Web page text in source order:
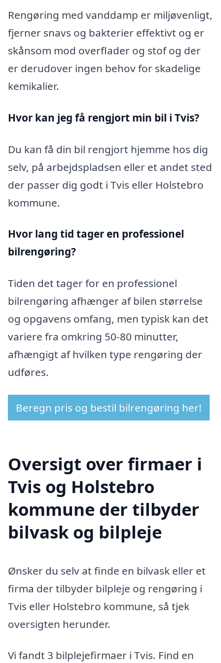
Rengøring med vanddamp er miljøvenligt,
fjerner snavs og bakterier effektivt og er
skånsom mod overflader og stof og der
er derudover ingen behov for skadelige
kemikalier.
Hvor kan jeg få rengjort min bil i Tvis?
Du kan få din bil rengjort hjemme hos dig
selv, på arbejdspladsen eller et andet sted
der passer dig godt i Tvis eller Holstebro
kommune.
Hvor lang tid tager en professionel
bilrengøring?
Tiden det tager for en professionel
bilrengøring afhænger af bilen størrelse
og opgavens omfang, men typisk kan det
variere fra omkring 50-80 minutter,
afhængigt af hvilken type rengøring der
udføres.
Beregn pris og bestil bilrengøring her!
Oversigt over firmaer i
Tvis og Holstebro
kommune der tilbyder
bilvask og bilpleje
Ønsker du selv at finde en bilvask eller et
firma der tilbyder bilpleje og rengøring i
Tvis eller Holstebro kommune, så tjek
oversigten herunder.
Vi fandt 3 bilplejefirmaer i Tvis. Find en